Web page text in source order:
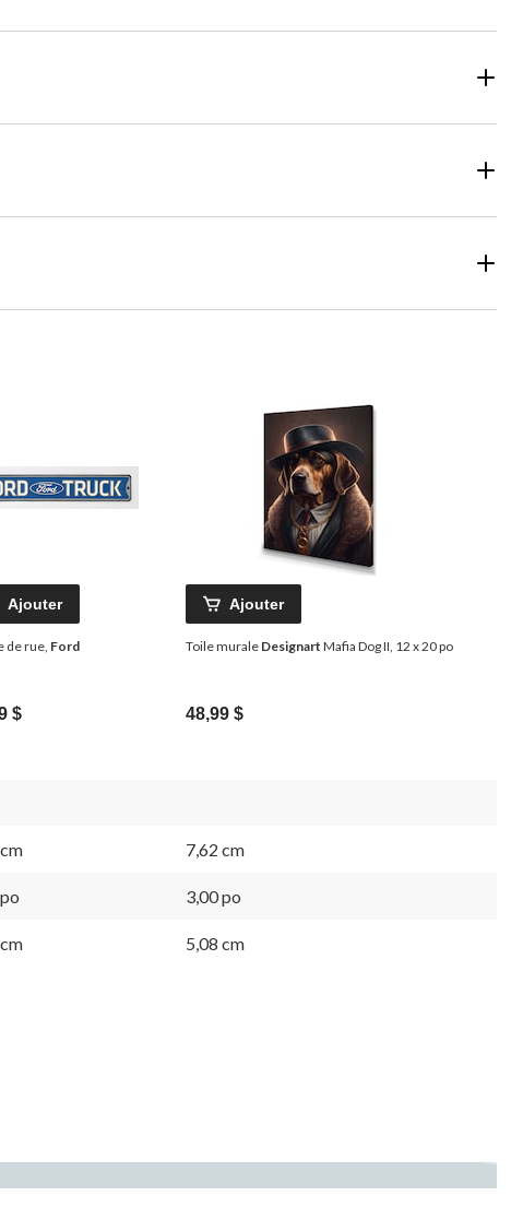
Ajouter
de rue, Ford
$
Ajouter
Toile murale Designart Mafia Dog II, 12 x 20 po
48,99 $
7,62 cm
3,00 po
5,08 cm